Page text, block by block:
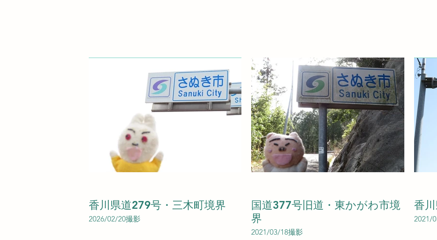
香川県道279号・三木町境界
2026/02/20撮影
国道377号旧道・東かがわ市境
界
2021/03/18撮影
香
2021/